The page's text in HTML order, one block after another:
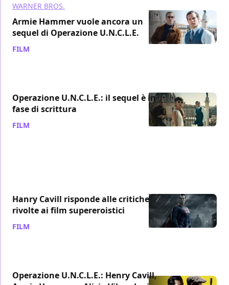
WARNER BROS.
Armie Hammer vuole ancora un
sequel di Operazione U.N.C.L.E.
FILM
Operazione U.N.C.L.E.: il sequel è in
fase di scrittura
FILM
Hanry Cavill risponde alle critiche
rivolte ai film supereroistici
FILM
Operazione U.N.C.L.E.: Henry Cavill,